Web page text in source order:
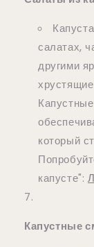
салатах,
другими
который
капусте":
Капустные